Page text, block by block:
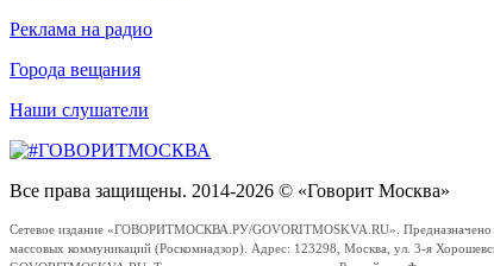
Реклама на радио
Города вещания
Наши слушатели
Все права защищены. 2014-2026 © «Говорит Москва»
Сетевое издание «ГОВОРИТМОСКВА.РУ/GOVORITMOSKVA.RU». Предназначено
массовых коммуникаций (Роскомнадзор). Адрес: 123298, Москва, ул. 3-я